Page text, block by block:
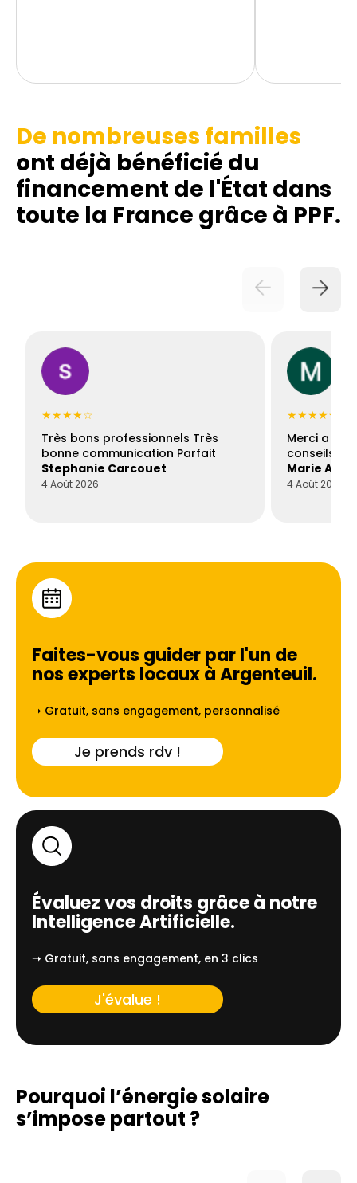
De nombreuses familles
ont déjà bénéficié du
financement de l'État dans
toute la France grâce à PPF.
★★★★☆
Très bons professionnels Très
bonne communication Parfait
Stephanie Carcouet
4 Août 2026
★★★★★
Merci a
conseils
Marie
4 Août 2026
Faites-vous guider par l'un de
nos experts locaux àArgenteuil.
➝ Gratuit, sans engagement, personnalisé
Je prends rdv !
Évaluez vos droits grâce à notre
Intelligence Artificielle.
➝ Gratuit, sans engagement, en 3 clics
J'évalue !
Pourquoi l’énergie solaire
s’impose partout ?